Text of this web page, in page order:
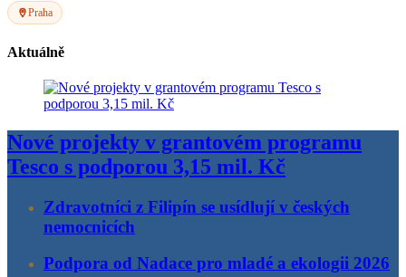
Praha
Aktuálně
Nové projekty v grantovém programu
Tesco s podporou 3,15 mil. Kč
Zdravotníci z Filipín se usídlují v českých
nemocnicích
Podpora od Nadace pro mladé a ekologii 2026